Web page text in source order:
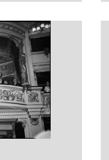
1955-
"Norma"
diretta
con la